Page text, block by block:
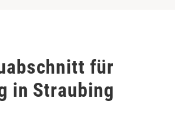
für
in Straubing